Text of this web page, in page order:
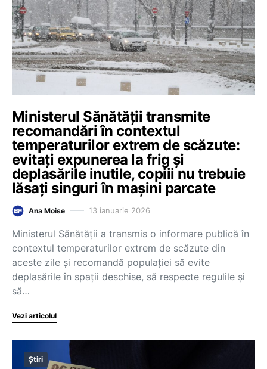
Ministerul Sănătății transmite
recomandări în contextul
temperaturilor extrem de scăzute:
evitați expunerea la frig și
deplasările inutile, copiii nu trebuie
lăsați singuri în mașini parcate
Ana Moise 13 ianuarie 2026
Ministerul Sănătății a transmis o informare publică în
contextul temperaturilor extrem de scăzute din
aceste zile și recomandă populației să evite
deplasările în spații deschise, să respecte regulile și
să…
Vezi articolul
Știri